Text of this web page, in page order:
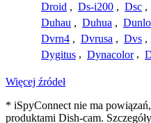
Droid , Ds-i200 , Dsc ,
Duhau , Duhua ,
Dvrn4 , Dvrusa , Dvs ,
Dygitus , Dynacolor ,
Więcej źródeł
* iSpyConnect nie ma
produktami Dish-cam.